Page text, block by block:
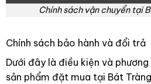
Chính sách vận chuyển tại
Chính sách bảo hành và đổi trả
Dưới đây là điều kiện và
sản phẩm đặt mua tại Bát